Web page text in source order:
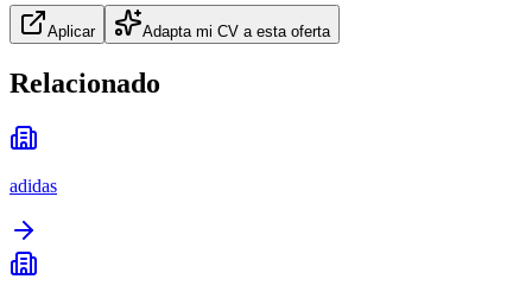
Aplicar Adapta mi CV a esta oferta
Relacionado
adidas